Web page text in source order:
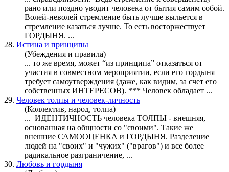
рано или поздно уводит человека от бытия самим собой.
Волей-неволей стремление быть лучше выльется в
стремление казаться лучше. То есть восторжествует
ГОРДЫНЯ. ...
28. Истина и принципы
(Убеждения и правила)
... то же время, может “из принципа” отказаться от
участия в совместном мероприятии, если его гордыня
требует самоутверждения (даже, как видим, за счет его
собственных ИНТЕРЕСОВ). *** Человек обладает ...
29. Человек толпы и человек-личность
(Коллектив, народ, толпа)
... ИДЕНТИЧНОСТЬ человека ТОЛПЫ - внешняя,
основанная на общности со "своими". Такие же
внешние САМООЦЕНКА и ГОРДЫНЯ. Разделение
людей на "своих" и "чужих" ("врагов") и все более
радикальное разграничение, ...
30. Любовь и гордыня